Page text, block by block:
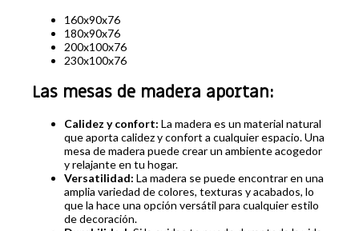
160x90x76
180x90x76
200x100x76
230x100x76
Las mesas de madera aportan:
Calidez y confort: La madera es un material natural
que aporta calidez y confort a cualquier espacio. Una
mesa de madera puede crear un ambiente acogedor
y relajante en tu hogar.
Versatilidad: La madera se puede encontrar en una
amplia variedad de colores, texturas y acabados, lo
que la hace una opción versátil para cualquier estilo
de decoración.